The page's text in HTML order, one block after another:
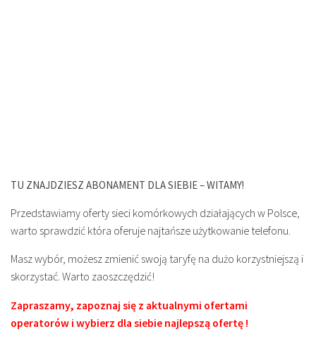
TU ZNAJDZIESZ ABONAMENT DLA SIEBIE – WITAMY!
Przedstawiamy oferty sieci komórkowych działających w Polsce,
warto sprawdzić która oferuje najtańsze użytkowanie telefonu.
Masz wybór, możesz zmienić swoją taryfę na dużo korzystniejszą i
skorzystać. Warto zaoszczędzić!
Zapraszamy, zapoznaj się z aktualnymi ofertami
operatorów i wybierz dla siebie najlepszą ofertę !